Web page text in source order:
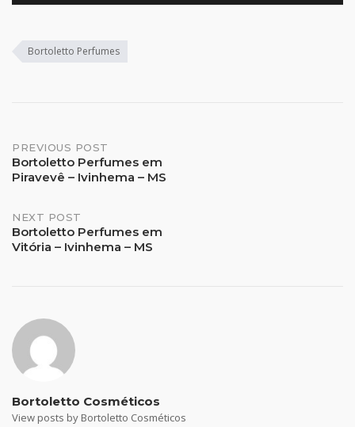
Bortoletto Perfumes
Post
navigation
PREVIOUS POST
Bortoletto Perfumes em
Piravevê – Ivinhema – MS
NEXT POST
Bortoletto Perfumes em
Vitória – Ivinhema – MS
Bortoletto Cosméticos
View posts by Bortoletto Cosméticos